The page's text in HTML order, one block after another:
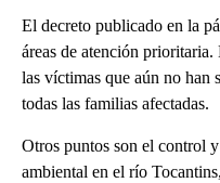
El decreto publicado en la
áreas de atención prioritaria.
las víctimas que aún no han
todas las familias afectadas.
Otros puntos son el control
ambiental en el río